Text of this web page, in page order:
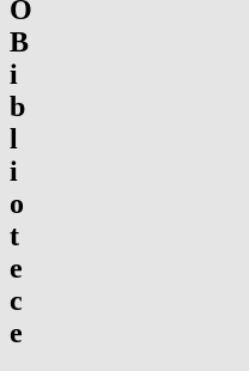
O
B
i
b
l
i
o
t
e
c
e